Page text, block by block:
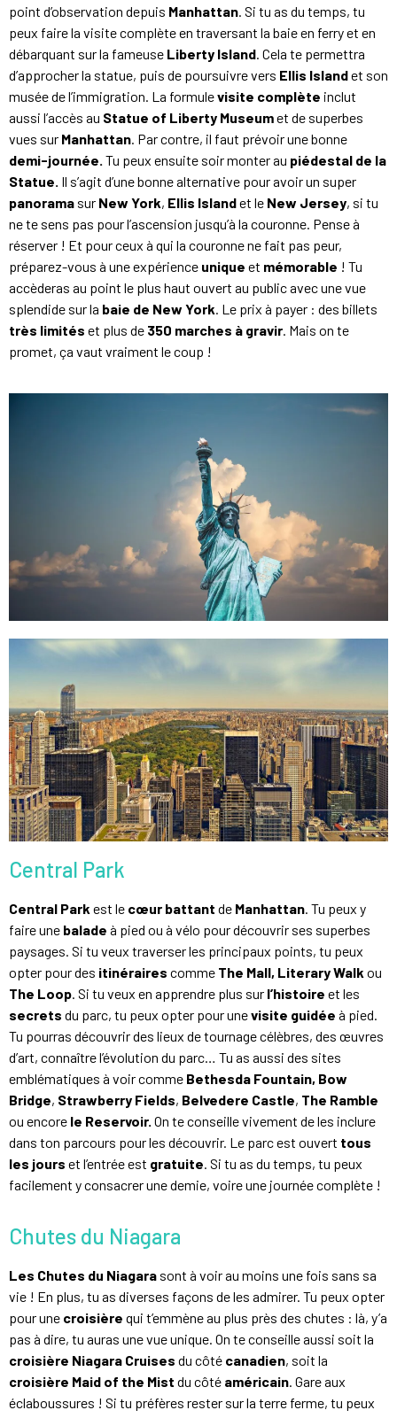
point d’observation depuis Manhattan. Si tu as du temps, tu
peux faire la visite complète en traversant la baie en ferry et en
débarquant sur la fameuse Liberty Island. Cela te permettra
d’approcher la statue, puis de poursuivre vers Ellis Islandet son
musée de l’immigration. La formulevisite complète inclut
aussi l’accès au Statue of Liberty Museumet de superbes
vues sur Manhattan. Par contre, il faut prévoir une bonne
demi-journée. Tu peux ensuite soir monter au piédestal de la
Statue. Il s’agit d’une bonne alternative pour avoir un super
panorama sur New York, Ellis Islandet le New Jersey, si tu
ne te sens pas pour l’ascension jusqu’à la couronne. Pense à
réserver ! Et pour ceux à qui la couronne ne fait pas peur,
préparez-vous à une expérience unique et mémorable ! Tu
accèderas au point le plus haut ouvert au public avec une vue
splendide sur la baie de New York. Le prix à payer : des billets
très limités et plus de 350 marches à gravir. Mais on te
promet, ça vaut vraiment le coup !
Central Park
Central Park est le cœur battant de Manhattan. Tu peux y
faire une balade à pied ou à vélo pour découvrir ses superbes
paysages. Si tu veux traverser les principaux points, tu peux
opter pour des itinéraires comme The Mall, Literary Walk ou
The Loop. Si tu veux en apprendre plus sur l’histoire et les
secrets du parc, tu peux opter pour unevisite guidée à pied.
Tu pourras découvrir des lieux de tournage célèbres, des œuvres
d’art, connaître l’évolution du parc… Tu as aussi des sites
emblématiques à voir comme Bethesda Fountain, Bow
Bridge, Strawberry Fields, Belvedere Castle, The Ramble
ou encore le Reservoir. On te conseille vivement de les inclure
dans ton parcours pour les découvrir. Le parc est ouvert tous
les jours et l’entrée est gratuite. Si tu as du temps, tu peux
facilement y consacrer une demie, voire une journée complète !
Chutes du Niagara
Les Chutes du Niagara sont à voir au moins une fois sans sa
vie ! En plus, tu as diverses façons de les admirer. Tu peux opter
pour une croisière qui t’emmène au plus près des chutes : là, y’a
pas à dire, tu auras une vue unique. On te conseille aussi soit la
croisière Niagara Cruises du côté canadien, soit la
croisière Maid of the Mist du côté américain. Gare aux
éclaboussures ! Si tu préfères rester sur la terre ferme, tu peux